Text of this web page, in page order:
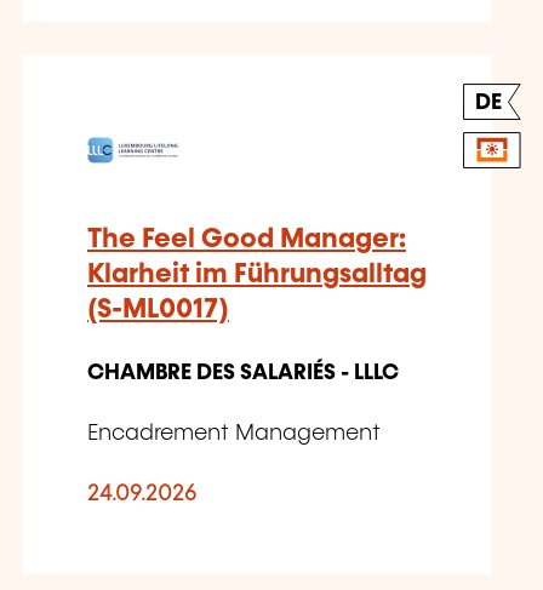
DE
The Feel Good Manager:
Klarheit im Führungsalltag
(S-ML0017)
CHAMBRE DES SALARIÉS - LLLC
Encadrement Management
24.09.2026